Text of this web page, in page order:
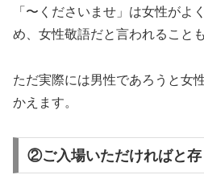
「〜くださいませ」は女性がよ
め、女性敬語だと言われること
ただ実際には男性であろうと女
かえます。
②ご入場いただければと存